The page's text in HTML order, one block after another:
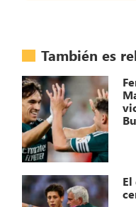
También es